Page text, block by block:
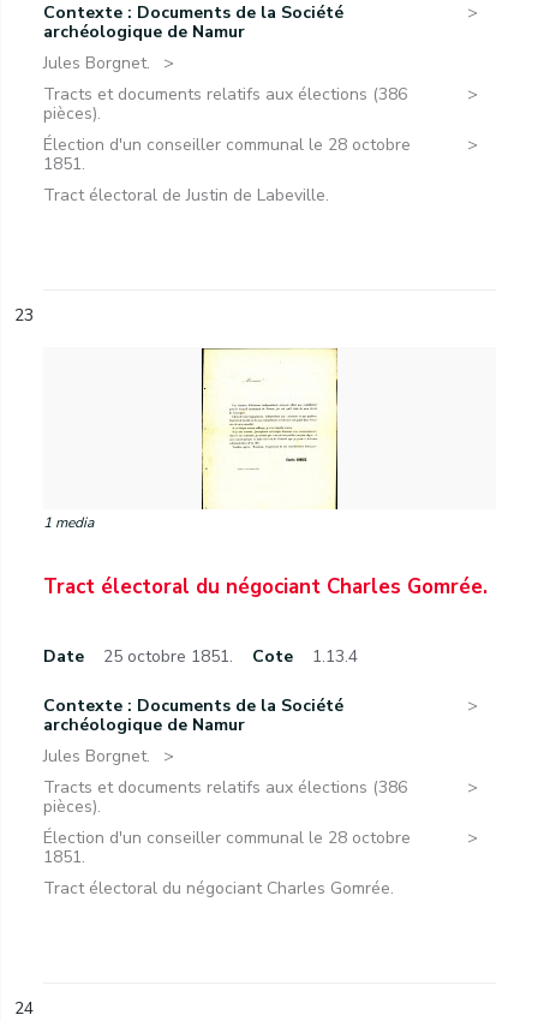
Contexte : Documents de la Société
archéologique de Namur
Jules Borgnet.
Tracts et documents relatifs aux élections (386
pièces).
Élection d'un conseiller communal le 28 octobre
1851.
Tract électoral de Justin de Labeville.
23
1 media
Tract électoral du négociant Charles Gomrée.
Date 25 octobre 1851. Cote 1.13.4
Contexte : Documents de la Société
archéologique de Namur
Jules Borgnet.
Tracts et documents relatifs aux élections (386
pièces).
Élection d'un conseiller communal le 28 octobre
1851.
Tract électoral du négociant Charles Gomrée.
24